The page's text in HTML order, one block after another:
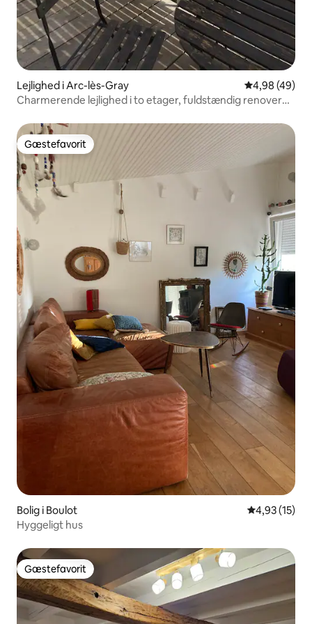
Lejlighed i Arc-lès-Gray 4,98 ud af 5 i
4,98 (49)
Charmerende lejlighed i to etager, fuldstændig renoveret,
Gæstefavorit
Gæstefavorit
Bolig i Boulot 4,93 ud af 5
4,93 (15)
Hyggeligt hus
Gæstefavorit
Gæstefavorit